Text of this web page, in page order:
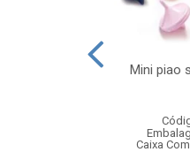
Mini piao
Caixa